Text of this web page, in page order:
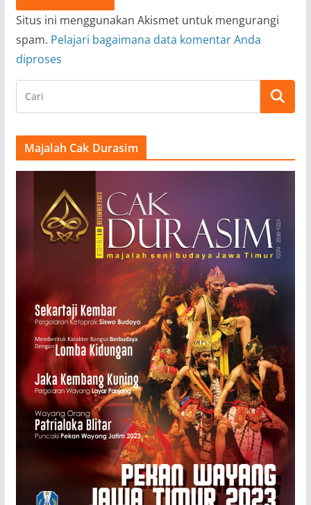
Situs ini menggunakan Akismet untuk mengurangi
spam. Pelajari bagaimana data komentar Anda
diproses
Majalah Cak Durasim